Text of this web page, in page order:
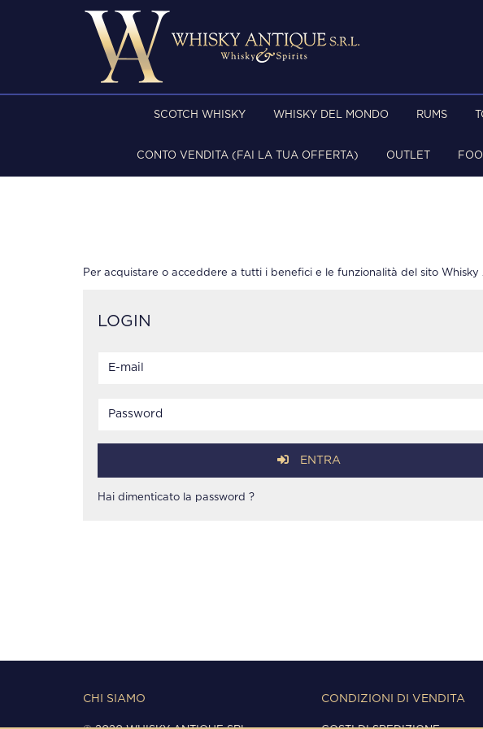
SCOTCH WHISKY WHISKY DEL MONDO RUMS
CONTO VENDITA (FAI LA TUA OFFERTA) OUTLET
Per acquistare o acceddere a tutti i benefici e le funzionalità del sito
LOGIN
ENTRA
Hai dimenticato la password ?
CHI SIAMO CONDIZIONI DI VENDITA